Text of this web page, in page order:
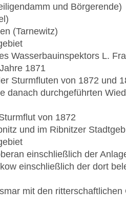
und Börgerende)
(Tarnewitz)
Wasserbauinspektors L.
1871
Sturmfluten von 1872 und
danach durchgeführten
von 1872
und im Ribnitzer
einschließlich der
einschließlich der dort
mit den